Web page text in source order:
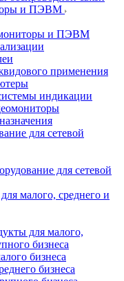
и ПЭВМ
и ПЭВМ
применения
индикации
для сетевой
для сетевой
малого, среднего и
для малого,
бизнеса
бизнеса
бизнеса